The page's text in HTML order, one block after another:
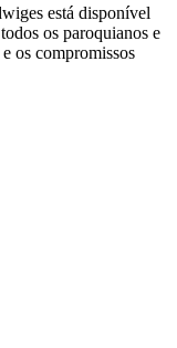
está disponível
os paroquianos e
os compromissos